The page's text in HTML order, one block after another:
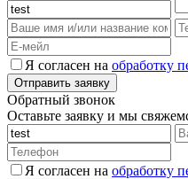
Я согласен на обработку
Обратный звонок
Оставьте заявку и мы
Я согласен на обработку